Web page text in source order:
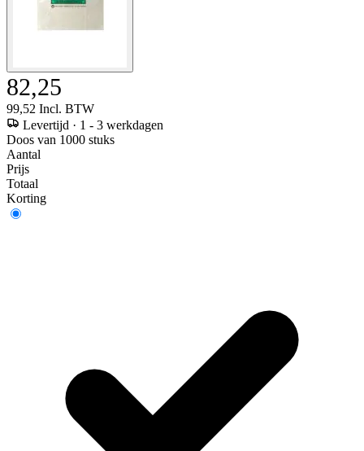
82,25
99,52 Incl. BTW
Levertijd · 1 - 3 werkdagen
Doos van 1000 stuks
Aantal
Prijs
Totaal
Korting